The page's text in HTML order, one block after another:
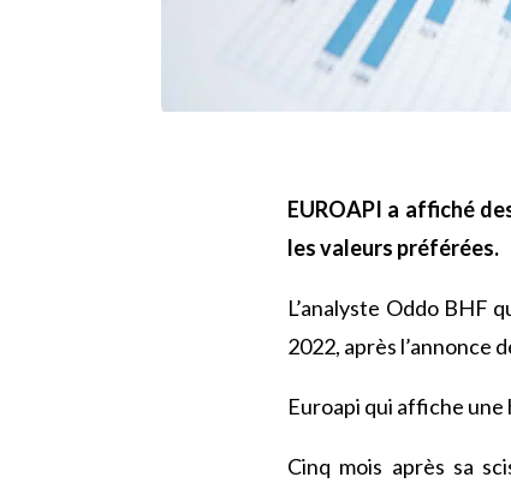
EUROAPI a affiché
les valeurs préférées.
L’analyste Oddo BHF
2022, après l’annonce
Euroapi qui affiche une
Cinq mois après sa